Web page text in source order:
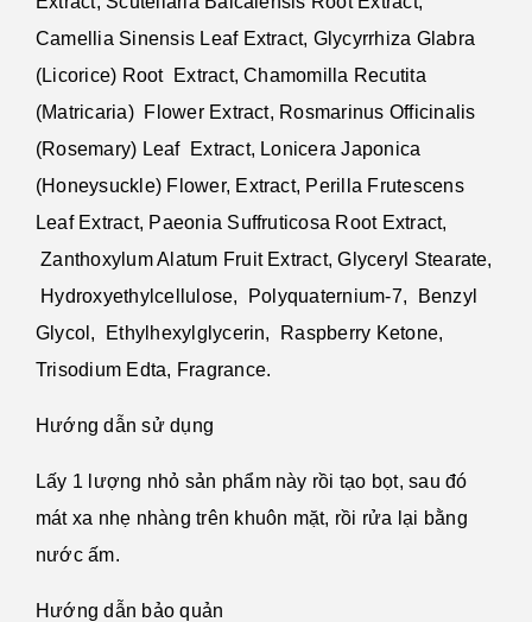
Camellia Sinensis Leaf Extract, Glycyrrhiza Glabra
(Licorice) Root Extract, Chamomilla Recutita
(Matricaria) Flower Extract, Rosmarinus Officinalis
(Rosemary) Leaf Extract, Lonicera Japonica
(Honeysuckle) Flower, Extract, Perilla Frutescens
Leaf Extract, Paeonia Suffruticosa Root Extract,
Zanthoxylum Alatum Fruit Extract, Glyceryl Stearate,
Hydroxyethylcellulose, Polyquaternium-7, Benzyl
Glycol, Ethylhexylglycerin, Raspberry Ketone,
Trisodium Edta, Fragrance.
Hướng dẫn sử dụng
Lấy 1 lượng nhỏ sản phẩm này rồi tạo bọt, sau đó
mát xa nhẹ nhàng trên khuôn mặt, rồi rửa lại bằng
nước ấm.
Hướng dẫn bảo quản